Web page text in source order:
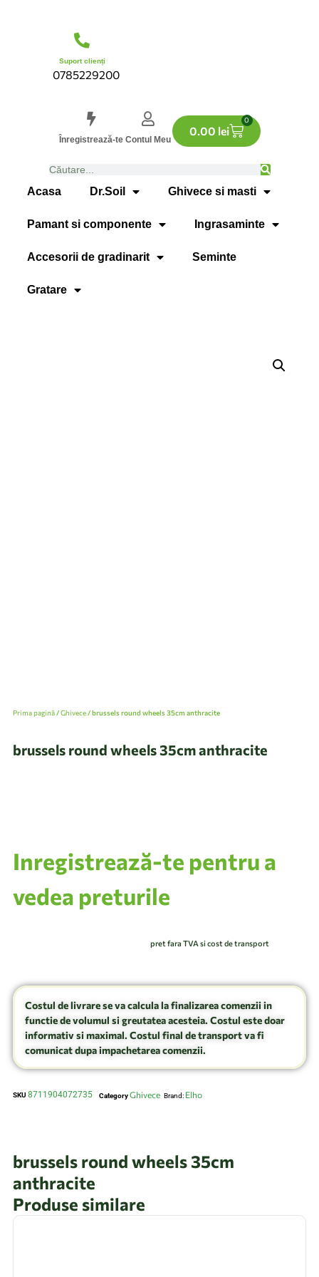
Suport clienți
0785229200
Înregistrează-te Contul Meu
0.00 lei
0
Acasa Dr.Soil Ghivece si masti
Pamant si componente Ingrasaminte
Accesorii de gradinarit Seminte
Gratare
Prima pagină/Ghivece/ brussels round wheels 35cm anthracite
brussels round wheels 35cm anthracite
Inregistrează-te pentru a
vedea preturile
pret fara TVA si cost de transport
Costul de livrare se va calcula la finalizarea comenzii in
functie de volumul si greutatea acesteia. Costul este doar
informativ si maximal. Costul final de transport va fi
comunicat dupa impachetarea comenzii.
SKU 8711904072735 CategoryGhivece Brand: Elho
brussels round wheels 35cm
anthracite
Produse similare